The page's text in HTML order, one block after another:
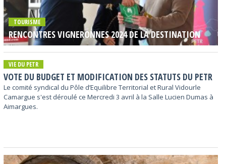
TOURISME
RENCONTRES VIGNERONNES 2024 DE LA DESTINATION
VIE DU PETR
VOTE DU BUDGET ET MODIFICATION DES STATUTS DU PETR
Le comité syndical du Pôle d’Equilibre Territorial et Rural Vidourle
Camargue s'est déroulé ce Mercredi 3 avril à la Salle Lucien Dumas à
Aimargues.